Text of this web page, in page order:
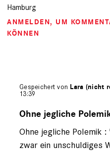
Hamburg
ANMELDEN, UM
KÖNNEN
Gespeichert von Lara (nicht
13:39
auf
Leserbrief
Ohne jegliche
Ohne jegliche Polemik
zwar ein unschuldiges